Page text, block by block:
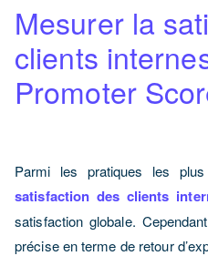
Mesurer la
clients
Promoter
Parmi les pratiques les
satisfaction des clients
satisfaction globale.
précise en terme de retour